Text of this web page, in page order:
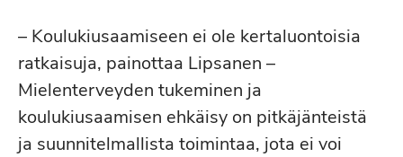
– Koulukiusaamiseen ei ole kertaluontoisia
ratkaisuja, painottaa Lipsanen –
Mielenterveyden tukeminen ja
koulukiusaamisen ehkäisy on pitkäjänteistä
ja suunnitelmallista toimintaa, jota ei voi